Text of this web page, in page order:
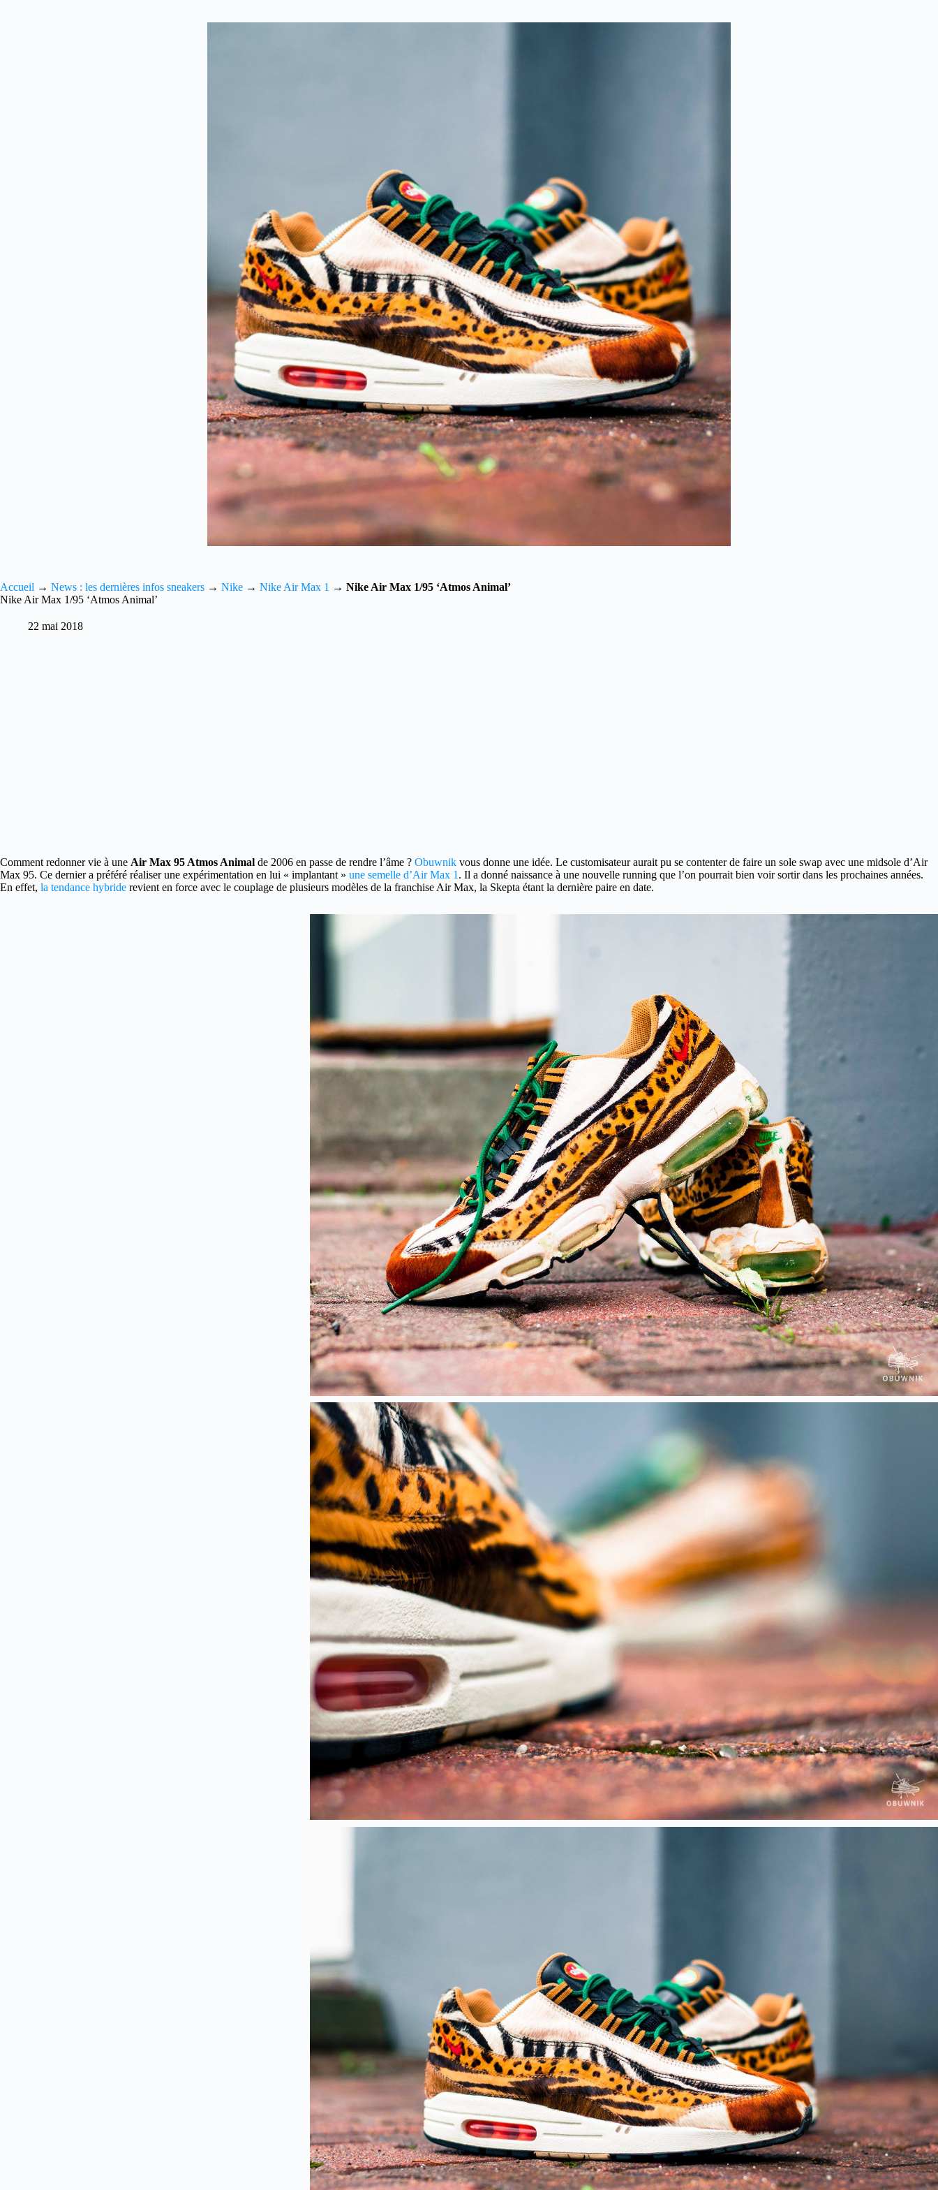
Accueil → News : les dernières infos sneakers → Nike → Nike Air Max 1 → Nike Air Max 1/95 ‘Atmos Animal’
Nike Air Max 1/95 ‘Atmos Animal’
22 mai 2018
Comment redonner vie à une Air Max 95 Atmos Animal de 2006 en passe de rendre l’âme ? Obuwnik vous donne une idée. Le customisateur aurait pu se contenter de faire un sole swap avec une midsole d’Air
Max 95. Ce dernier a préféré réaliser une expérimentation en lui « implantant » une semelle d’Air Max 1 . Il a donné naissance à une nouvelle running que l’on pourrait bien voir sortir dans les prochaines années.
En effet, la tendance hybride revient en force avec le couplage de plusieurs modèles de la franchise Air Max, la Skepta étant la dernière paire en date.